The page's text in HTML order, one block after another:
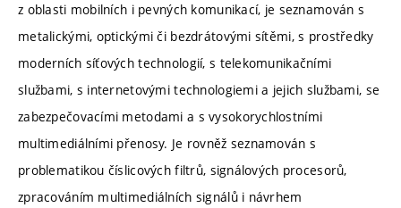
z oblasti mobilních i pevných komunikací, je seznamován s
metalickými, optickými či bezdrátovými sítěmi, s prostředky
moderních síťových technologií, s telekomunikačními
službami, s internetovými technologiemi a jejich službami, se
zabezpečovacími metodami a s vysokorychlostními
multimediálními přenosy. Je rovněž seznamován s
problematikou číslicových filtrů, signálových procesorů,
zpracováním multimediálních signálů i návrhem